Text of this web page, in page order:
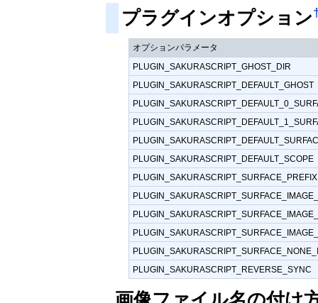
プラグインオプション
オプションパラメータ
PLUGIN_SAKURASCRIPT_GHOST_DIR
PLUGIN_SAKURASCRIPT_DEFAULT_GHOST
PLUGIN_SAKURASCRIPT_DEFAULT_SCOPE
PLUGIN_SAKURASCRIPT_SURFACE_PREFIX
PLUGIN_SAKURASCRIPT_REVERSE_SYNC